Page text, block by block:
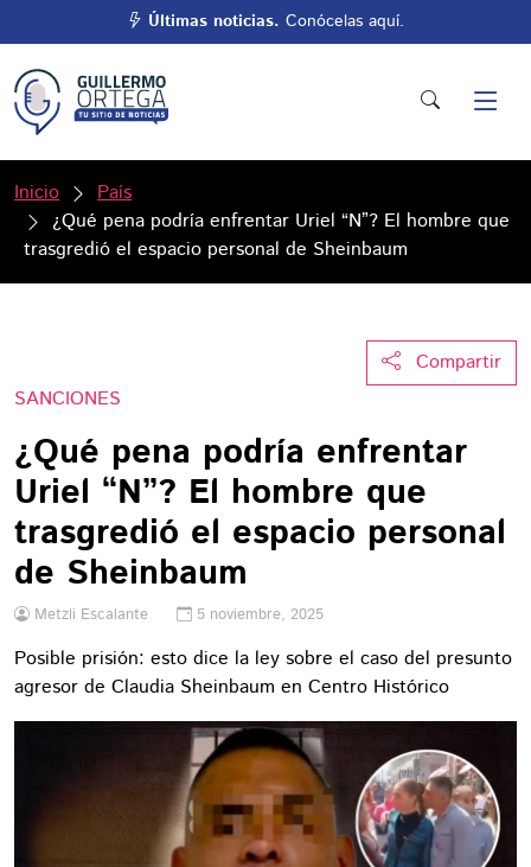
Últimas noticias. Conócelas aquí.
Inicio
País
¿Qué pena podría enfrentar Uriel “N”? El hombre que
trasgredió el espacio personal de Sheinbaum
Compartir
SANCIONES
¿Qué pena podría enfrentar
Uriel “N”? El hombre que
trasgredió el espacio personal
de Sheinbaum
Metzli Escalante 5 noviembre, 2025
Posible prisión: esto dice la ley sobre el caso del presunto
agresor de Claudia Sheinbaum en Centro Histórico